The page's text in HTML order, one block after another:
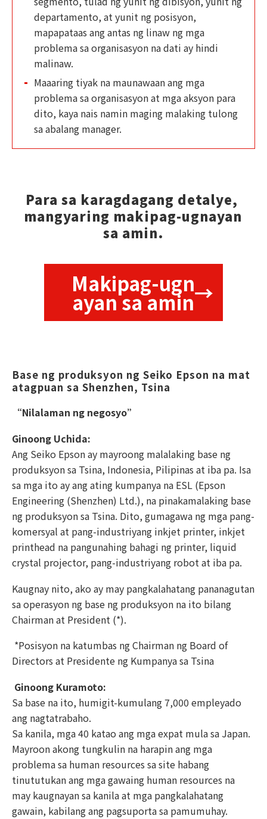
departamento, at yunit ng posisyon,
mapapataas ang antas ng linaw ng mga
problema sa organisasyon na dati ay hindi
malinaw.
Maaaring tiyak na maunawaan ang mga
problema sa organisasyon at mga aksyon para
dito, kaya nais namin maging malaking tulong
sa abalang manager.
Para sa karagdagang detalye,
mangyaring makipag-ugnayan
sa amin.
Makipag-ugn
ayan sa amin
Base ng produksyon ng Seiko Epson na mat
atagpuan sa Shenzhen, Tsina
“Nilalaman ng negosyo”
Ginoong Uchida:
Ang Seiko Epson ay mayroong malalaking base ng
produksyon sa Tsina, Indonesia, Pilipinas at iba pa. Isa
sa mga ito ay ang ating kumpanya na ESL (Epson
Engineering (Shenzhen) Ltd.), na pinakamalaking base
ng produksyon sa Tsina. Dito, gumagawa ng mga pang-
komersyal at pang-industriyang inkjet printer, inkjet
printhead na pangunahing bahagi ng printer, liquid
crystal projector, pang-industriyang robot at iba pa.
Kaugnay nito, ako ay may pangkalahatang pananagutan
sa operasyon ng base ng produksyon na ito bilang
Chairman at President (*).
*Posisyon na katumbas ng Chairman ng Board of
Directors at Presidente ng Kumpanya sa Tsina
Ginoong Kuramoto:
Sa base na ito, humigit-kumulang 7,000 empleyado
ang nagtatrabaho.
Sa kanila, mga 40 katao ang mga expat mula sa Japan.
Mayroon akong tungkulin na harapin ang mga
problema sa human resources sa site habang
tinututukan ang mga gawaing human resources na
may kaugnayan sa kanila at mga pangkalahatang
gawain, kabilang ang pagsuporta sa pamumuhay.